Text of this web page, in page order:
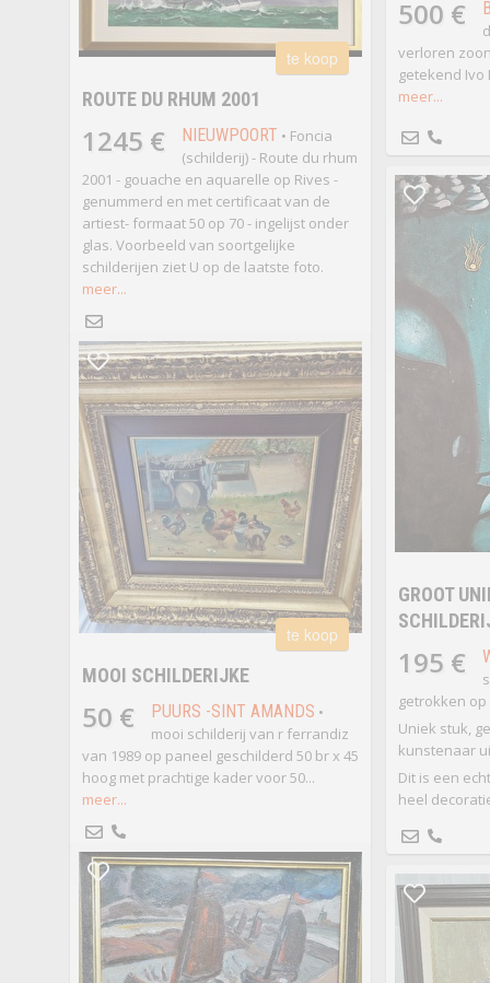
500 €
verloren
getekend Ivo
meer...
te koop
ROUTE DU RHUM 2001
1245 € NIEUWPOORT • Foncia
(schilderij) - Route du rhum
2001 - gouache en aquarelle op Rives -
genummerd en met certificaat van de
artiest- formaat 50 op 70 - ingelijst onder
glas. Voorbeeld van soortgelijke
schilderijen ziet U op de laatste foto.
meer...
GROOT
195 €
getrokken
Uniek stuk,
kunstenaar
Dit is een
heel
te koop
MOOI SCHILDERIJKE
50 € PUURS -SINT AMANDS •
mooi schilderij van r ferrandiz
van 1989 op paneel geschilderd 50 br x 45
hoog met prachtige kader voor 50...
meer...